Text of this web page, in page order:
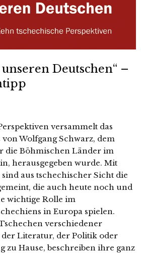
Deutschen“ –
versammelt das
Wolfgang Schwarz, dem
Böhmischen Länder im
herausgegeben wurde. Mit
sind aus tschechischer Sicht die
die auch heute noch und
wichtige Rolle im
in Europa spielen.
verschiedener
Literatur, der Politik oder
zu Hause, beschreiben ihre ganz